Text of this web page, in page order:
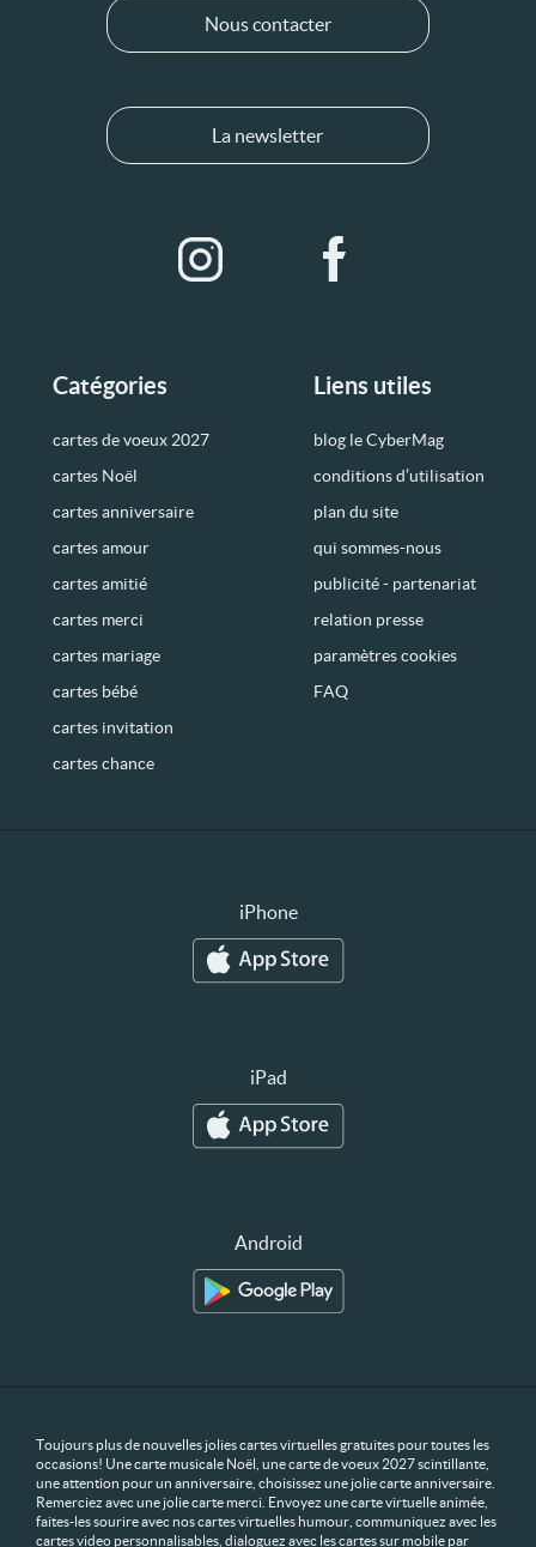
Catégories
cartes de voeux 2027
cartes Noël
cartes anniversaire
cartes amour
cartes amitié
cartes merci
cartes mariage
cartes bébé
cartes invitation
cartes chance
Liens utiles
blog le CyberMag
conditions d’utilisation
plan du site
qui sommes-nous
publicité - partenariat
relation presse
paramètres cookies
FAQ
Nous contacter
La newsletter
iPhone
iPad
Android
Toujours plus de nouvelles jolies cartes virtuelles gratuites pour toutes les
occasions! Une carte musicale Noël, une carte de voeux 2027 scintillante,
une attention pour un anniversaire, choisissez une jolie carte anniversaire.
Remerciez avec une jolie carte merci. Envoyez une carte virtuelle animée,
faites-les sourire avec nos cartes virtuelles humour, communiquez avec les
cartes video personnalisables, dialoguez avec les cartes sur mobile par